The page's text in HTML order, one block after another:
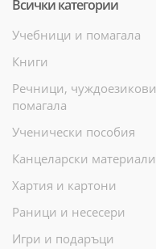
Всички категории
Учебници и помагала
Книги
Речници, чуждоезикови
помагала
Ученически пособия
Канцеларски материали
Хартия и картони
Раници и несесери
Игри и подаръци